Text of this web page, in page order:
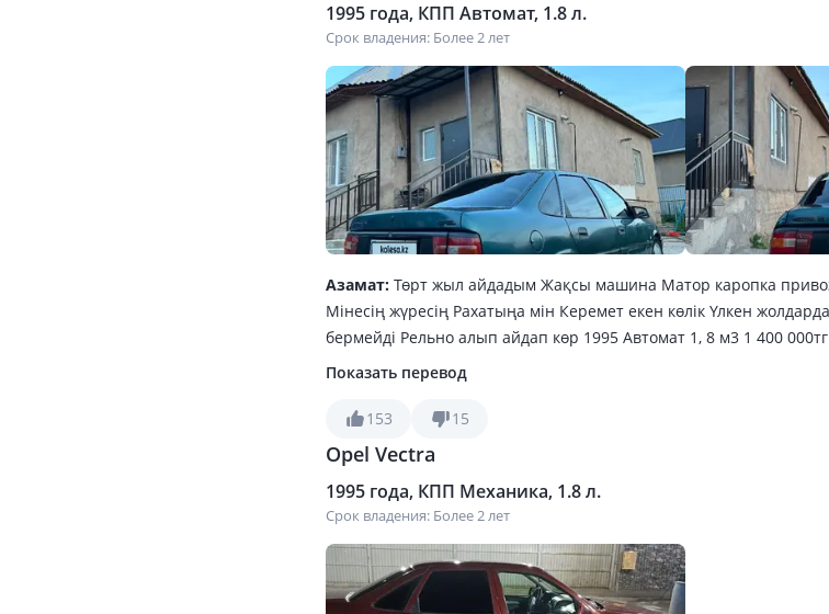
1995 года, КПП Автомат, 1.8 л.
Срок владения: Более 2 лет
Азамат: Төрт жыл айдадым Жақсы машина Матор каропка
Мінесің жүресің Рахатыңа мін Керемет екен көлік Үлкен
бермейді Рельно алып айдап көр 1995 Автомат 1, 8 м3 1 400
50мың май тасол салуы Автомат Коробка привозной 300 000мың
CDX диск оригинал 80мың тг 4шт зимный балон-100мың тг
Алған адам рахатына айдасын
Показать перевод
153 15
Opel Vectra
1995 года, КПП Механика, 1.8 л.
Срок владения: Более 2 лет